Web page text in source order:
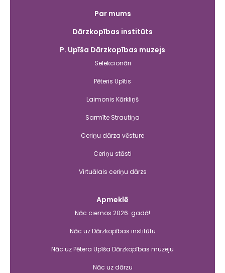
Par mums
Dārzkopības institūts
P. Upīša Dārzkopības muzejs
Selekcionāri
Pēteris Upītis
Laimonis Kārkliņš
Sarmīte Strautiņa
Ceriņu dārza vēsture
Ceriņu stāsti
Virtuālais ceriņu dārzs
Apmeklē
Nāc ciemos 2026. gadā!
Nāc uz Dārzkopības institūtu
Nāc uz Pētera Upīša Dārzkopības muzeju
Nāc uz dārzu